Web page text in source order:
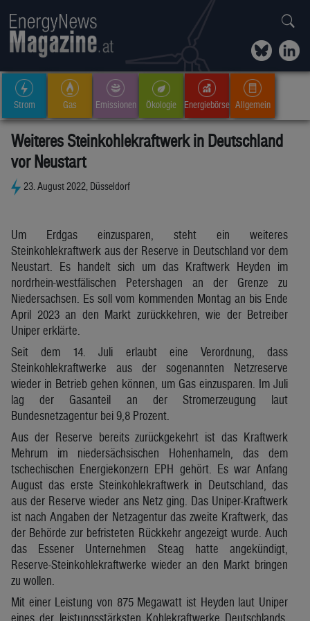
Strom Gas Emissionen Ökologie Energiebörse Allgemein
Weiteres Steinkohlekraftwerk in Deutschland
vor Neustart
23. August 2022, Düsseldorf
Um Erdgas einzusparen, steht ein weiteres
Steinkohlekraftwerk aus der Reserve in Deutschland vor dem
Neustart. Es handelt sich um das Kraftwerk Heyden im
nordrhein-westfälischen Petershagen an der Grenze zu
Niedersachsen. Es soll vom kommenden Montag an bis Ende
April 2023 an den Markt zurückkehren, wie der Betreiber
Uniper erklärte.
Seit dem 14. Juli erlaubt eine Verordnung, dass
Steinkohlekraftwerke aus der sogenannten Netzreserve
wieder in Betrieb gehen können, um Gas einzusparen. Im Juli
lag der Gasanteil an der Stromerzeugung laut
Bundesnetzagentur bei 9,8 Prozent.
Aus der Reserve bereits zurückgekehrt ist das Kraftwerk
Mehrum im niedersächsischen Hohenhameln, das dem
tschechischen Energiekonzern EPH gehört. Es war Anfang
August das erste Steinkohlekraftwerk in Deutschland, das
aus der Reserve wieder ans Netz ging. Das Uniper-Kraftwerk
ist nach Angaben der Netzagentur das zweite Kraftwerk, das
der Behörde zur befristeten Rückkehr angezeigt wurde. Auch
das Essener Unternehmen Steag hatte angekündigt,
Reserve-Steinkohlekraftwerke wieder an den Markt bringen
zu wollen.
Mit einer Leistung von 875 Megawatt ist Heyden laut Uniper
eines der leistungsstärksten Kohlekraftwerke Deutschlands.